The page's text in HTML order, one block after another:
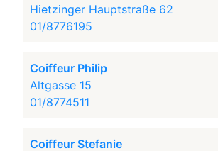
Hietzinger Hauptstraße 62
01/8776195
Coiffeur Philip
Altgasse 15
01/8774511
Coiffeur Stefanie